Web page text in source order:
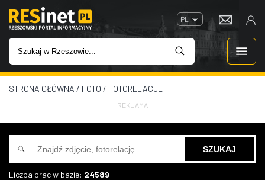
PL
WIADOMOŚCI
INWESTYCJE
IMPREZY
STRONA GŁÓWNA / FOTO / FOTORELACJE
REKLAMA
Liczba prac w bazie: 24589